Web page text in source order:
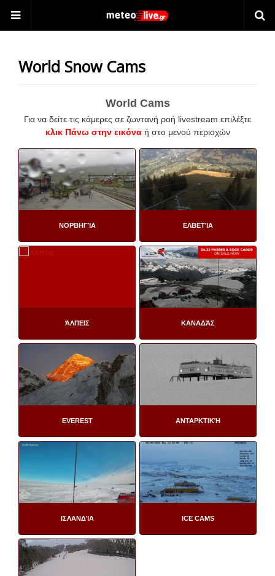
World Snow Cams
World Cams
Για να δείτε τις κάμερες σε ζωντανή ροή livestream επιλέξτε
κλικ Πάνω στην εικόναή στο μενού περιοχών
ΝΟΡΒΗΓΊΑ ΕΛΒΕΤΊΑ
ΆΛΠΕΙΣ ΚΑΝΑΔΆΣ
EVEREST ΑΝΤΑΡΚΤΙΚΉ
ΙΣΛΑΝΔΊΑ ICE CAMS